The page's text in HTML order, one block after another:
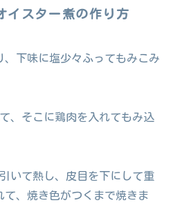
イスター煮の作り方
、下味に塩少々ふってもみこみ
、そこに鶏肉を入れてもみ込
いて熱し、皮目を下にして重
て、焼き色がつくまで焼きま